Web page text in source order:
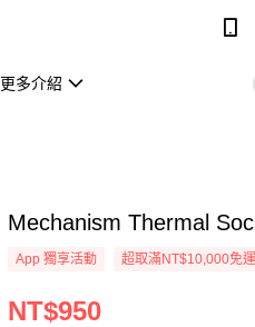
更多介紹
Mechanism Thermal
App 獨享活動 超取滿NT$10,000免運
NT$950